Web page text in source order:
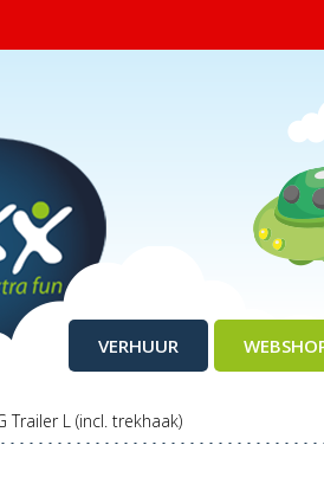
VERHUUR
Trailer L (incl. trekhaak)